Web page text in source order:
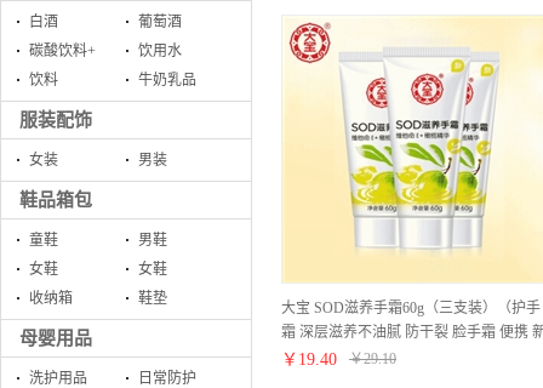
白酒
葡萄酒
碳酸饮料+
饮用水
饮料
牛奶乳品
服装配饰
女装 男装
鞋品箱包
童鞋
男鞋
女鞋
女鞋
收纳箱
鞋垫
母婴用品
洗护用品 日常防护
大宝 SOD滋养手霜60g（三支装）（护手
霜 深层滋养不油腻 防干裂 脸手霜 便携
老包装随机发货）
￥ 19.40 ￥29.10